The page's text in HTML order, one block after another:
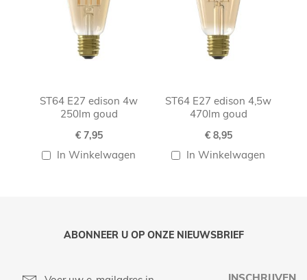
ST64 E27 edison 4w
250lm goud
€ 7,95
In Winkelwagen
ST64 E27 edison 4,5w
470lm goud
€ 8,95
In Winkelwagen
ABONNEER U OP ONZE NIEUWSBRIEF